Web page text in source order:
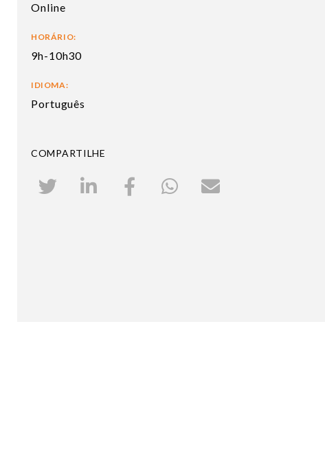
Online
HORÁRIO:
9h-10h30
IDIOMA:
Português
COMPARTILHE